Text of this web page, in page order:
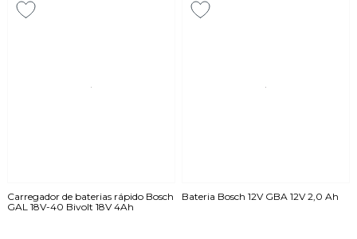
Carregador de baterias rápido Bosch
GAL 18V-40 Bivolt 18V 4Ah
Bateria Bosch 12V GBA 12V 2,0 Ah